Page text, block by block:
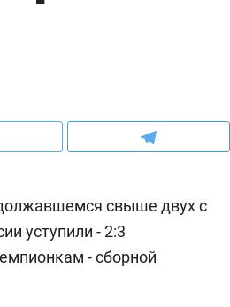
свыше двух с
уступили - 2:3
- сборной